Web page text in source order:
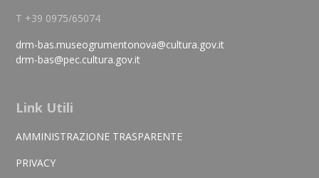
T +39 0975/65074
drm-bas.museogrumentonova@cultura.gov.it
drm-bas@pec.cultura.gov.it
Link Utili
AMMINISTRAZIONE TRASPARENTE
PRIVACY